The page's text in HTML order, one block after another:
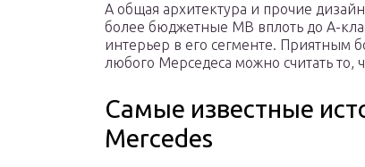
А общая архитектура и прочие
более бюджетные MB вплоть до А-
интерьер в его сегменте. Приятным
любого Мерседеса можно считать то,
Самые известные
Mercedes